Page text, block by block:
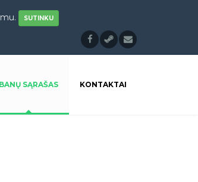
SUTINKU
BANŲ SĄRAŠAS KONTAKTAI